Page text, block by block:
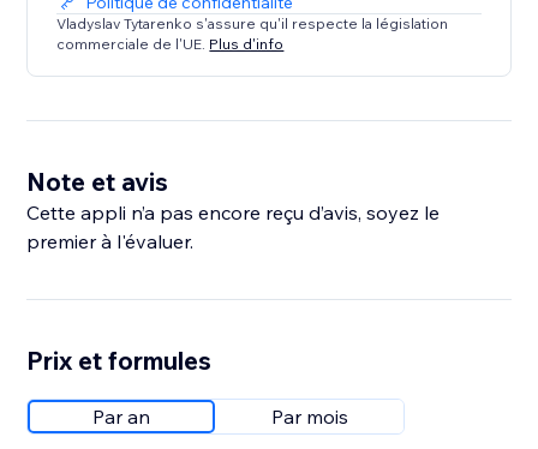
Vladyslav Tytarenko s'assure qu'il respecte la législation
commerciale de l'UE. Plus d'info
Note et avis
Cette appli n’a pas encore reçu d’avis, soyez le
premier à l'évaluer.
Prix et formules
Par an Par mois